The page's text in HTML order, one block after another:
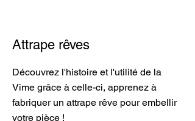
Attrape rêves
Découvrez l'histoire et l'utilité de la
Vime grâce à celle-ci, apprenez à
fabriquer un attrape rêve pour embellir
votre pièce !